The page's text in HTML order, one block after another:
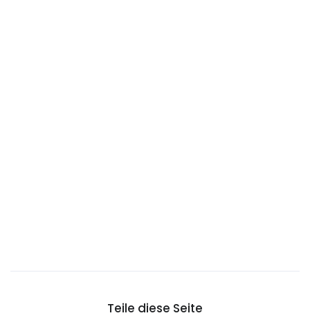
Teile diese Seite